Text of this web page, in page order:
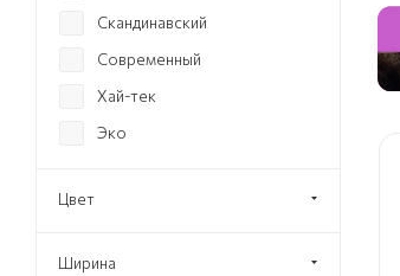
Скандинавский
Современный
Хай-тек
Эко
Цвет
Ширина